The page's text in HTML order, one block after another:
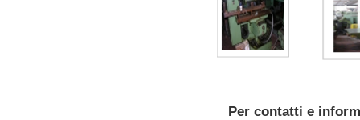
Per contatti e